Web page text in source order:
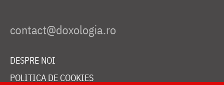
DESPRE NOI
POLITICA DE COOKIES